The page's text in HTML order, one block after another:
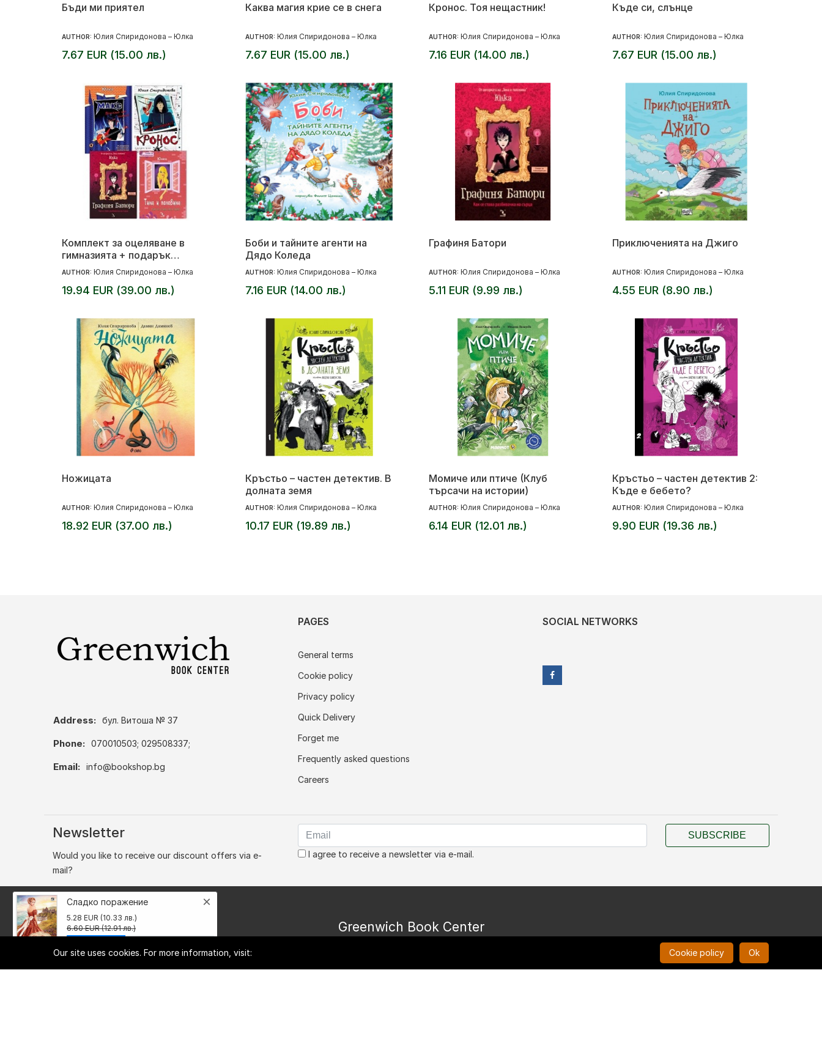
Бъди ми приятел
AUTHOR: Юлия Спиридонова – Юлка
7.67 EUR (15.00 лв.)
Каква магия крие се в снега
AUTHOR: Юлия Спиридонова – Юлка
7.67 EUR (15.00 лв.)
Кронос. Тоя нещастник!
AUTHOR: Юлия Спиридонова – Юлка
7.16 EUR (14.00 лв.)
Къде си, слънце
AUTHOR: Юлия Спиридонова – Юлка
7.67 EUR (15.00 лв.)
Комплект за оцеляване в
гимназията + подарък
торбичка от памук
AUTHOR: Юлия Спиридонова – Юлка
19.94 EUR (39.00 лв.)
Боби и тайните агенти на
Дядо Коледа
AUTHOR: Юлия Спиридонова – Юлка
7.16 EUR (14.00 лв.)
Графиня Батори
AUTHOR: Юлия Спиридонова – Юлка
5.11 EUR (9.99 лв.)
Приключенията на Джиго
AUTHOR: Юлия Спиридонова – Юлка
4.55 EUR (8.90 лв.)
Ножицата
AUTHOR: Юлия Спиридонова – Юлка
18.92 EUR (37.00 лв.)
Кръстьо – частен детектив. В
долната земя
AUTHOR: Юлия Спиридонова – Юлка
10.17 EUR (19.89 лв.)
Момиче или птиче (Клуб
търсачи на истории)
AUTHOR: Юлия Спиридонова – Юлка
6.14 EUR (12.01 лв.)
Кръстьо – частен детектив 2:
Къде е бебето?
AUTHOR: Юлия Спиридонова – Юлка
9.90 EUR (19.36 лв.)
Address: бул. Витоша № 37
Phone: 070010503; 029508337;
Email: info@bookshop.bg
PAGES
General terms
Cookie policy
Privacy policy
Quick Delivery
Forget me
Frequently asked questions
Careers
SOCIAL NETWORKS
Newsletter
Would you like to receive our discount offers via e-
mail?
I agree to receive a newsletter via e-mail.
SUBSCRIBE
Greenwich Book Center
Our site uses cookies. For more information, visit: Ok
Cookie policy
×
Сладко поражение
5.28 EUR (10.33 лв.)
6.60 EUR (12.91 лв.)